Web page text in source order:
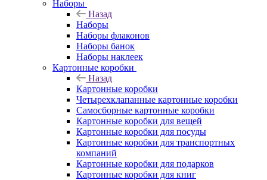
Наборы
Назад
Наборы
Наборы флаконов
Наборы банок
Наборы наклеек
Картонные коробки
Назад
Картонные коробки
Четырехклапанные картонные коробки
Самосборные картонные коробки
Картонные коробки для вещей
Картонные коробки для посуды
Картонные коробки для транспортных
компаний
Картонные коробки для подарков
Картонные коробки для книг